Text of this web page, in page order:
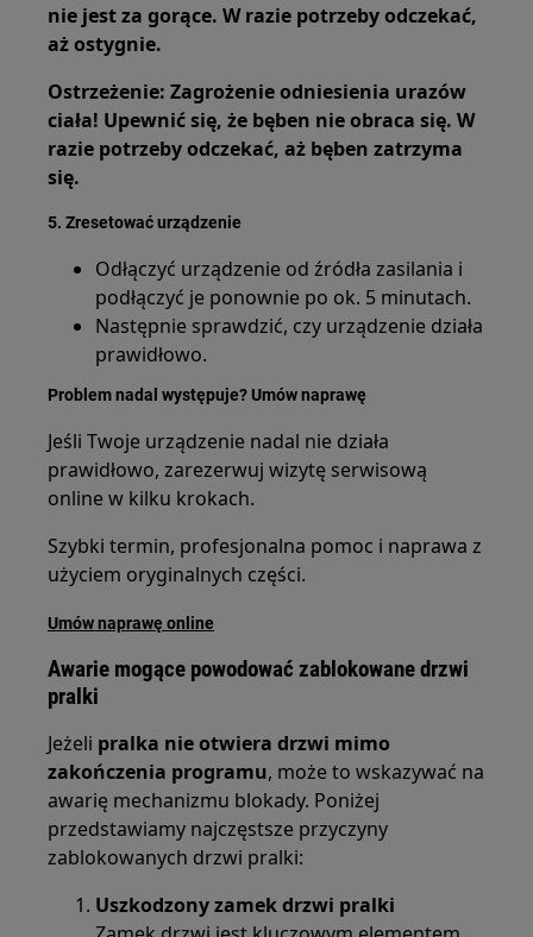
nie jest za gorące. W razie potrzeby odczekać,
aż ostygnie.
Ostrzeżenie: Zagrożenie odniesienia urazów
ciała! Upewnić się, że bęben nie obraca się. W
razie potrzeby odczekać, aż bęben zatrzyma
się.
5. Zresetować urządzenie
Odłączyć urządzenie od źródła zasilania i
podłączyć je ponownie po ok. 5 minutach.
Następnie sprawdzić, czy urządzenie działa
prawidłowo.
Problem nadal występuje? Umów naprawę
Jeśli Twoje urządzenie nadal nie działa
prawidłowo, zarezerwuj wizytę serwisową
online w kilku krokach.
Szybki termin, profesjonalna pomoc i naprawa z
użyciem oryginalnych części.
Umów naprawę online
Awarie mogące powodować zablokowane drzwi
pralki
Jeżeli pralka nie otwiera drzwi mimo
zakończenia programu, może to wskazywać na
awarię mechanizmu blokady. Poniżej
przedstawiamy najczęstsze przyczyny
zablokowanych drzwi pralki:
Uszkodzony zamek drzwi pralki